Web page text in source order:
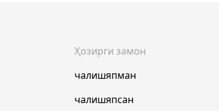
Ҳозирги замон
чалишяпман
чалишяпсан